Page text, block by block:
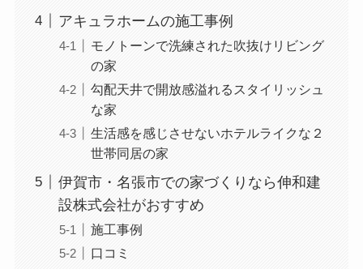
アキュラホームの施工事例
モノトーンで洗練された吹抜けリビング
の家
勾配天井で開放感溢れるスタイリッシュ
な家
生活感を感じさせないホテルライクな２
世帯同居の家
伊賀市・名張市での家づくりなら伸和建
設株式会社がおすすめ
施工事例
口コミ